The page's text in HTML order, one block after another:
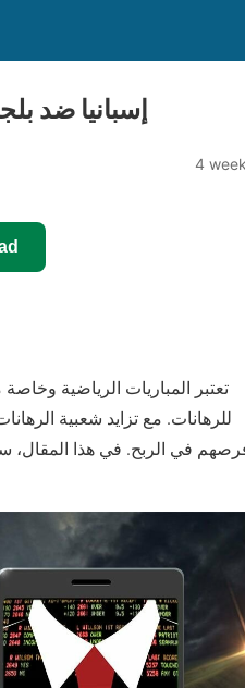
إسبانيا ضد
4
للرهانات. مع تزايد شعبية
في الربح. في هذا المقال،